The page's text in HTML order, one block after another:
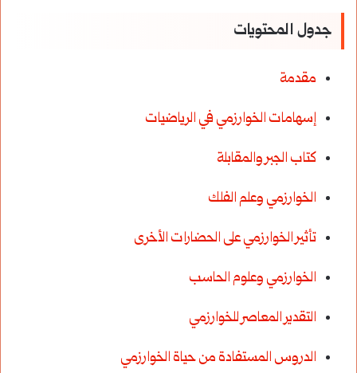
جدول المحتويات
مقدمة
إسهامات الخوارزمي في الرياضيات
كتاب الجبر والمقابلة
الخوارزمي وعلم الفلك
تأثير الخوارزمي على الحضارات الأخرى
الخوارزمي وعلوم الحاسب
التقدير المعاصر للخوارزمي
الدروس المستفادة من حياة الخوارزمي